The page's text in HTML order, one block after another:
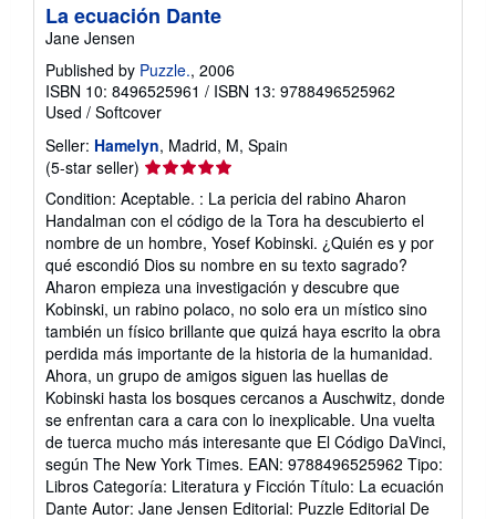
La ecuación Dante
Jane Jensen
Published by Puzzle., 2006
ISBN 10: 8496525961 / ISBN 13: 9788496525962
Used / Softcover
Seller: Hamelyn, Madrid, M, Spain
(5-star seller) Seller
rating
5
out
of
5
stars
Condition: Aceptable. : La pericia del rabino Aharon
Handalman con el código de la Tora ha descubierto el
nombre de un hombre, Yosef Kobinski. ¿Quién es y por
qué escondió Dios su nombre en su texto sagrado?
Aharon empieza una investigación y descubre que
Kobinski, un rabino polaco, no solo era un místico sino
también un físico brillante que quizá haya escrito la obra
perdida más importante de la historia de la humanidad.
Ahora, un grupo de amigos siguen las huellas de
Kobinski hasta los bosques cercanos a Auschwitz, donde
se enfrentan cara a cara con lo inexplicable. Una vuelta
de tuerca mucho más interesante que El Código DaVinci,
según The New York Times. EAN: 9788496525962 Tipo:
Libros Categoría: Literatura y Ficción Título: La ecuación
Dante Autor: Jane Jensen Editorial: Puzzle Editorial De